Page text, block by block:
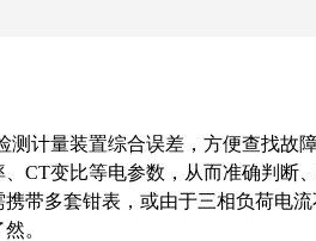
计量装置综合误差，方便查找故障
CT变比等电参数，从而准确判断
带多套钳表，或由于三相负荷电
。